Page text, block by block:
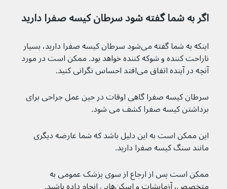
اگر به شما گفته شود سرطان کیسه صفرا دارید
اینکه به شما گفته می‌شود سرطان کیسه صفرا دارید، بسیار
ناراحت کننده و شوکه کننده خواهد بود. ممکن است در مورد
آنچه در آینده اتفاق می‌افتد احساس نگرانی کنید.
سرطان کیسه صفرا گاهی اوقات در حین عمل جراحی برای
برداشتن کیسه صفرا کشف می شود.
این ممکن است به این دلیل باشد که شما عارضه دیگری
مانند سنگ کیسه صفرا دارید.
ممکن است پس از ارجاع از سوی پزشک عمومی به